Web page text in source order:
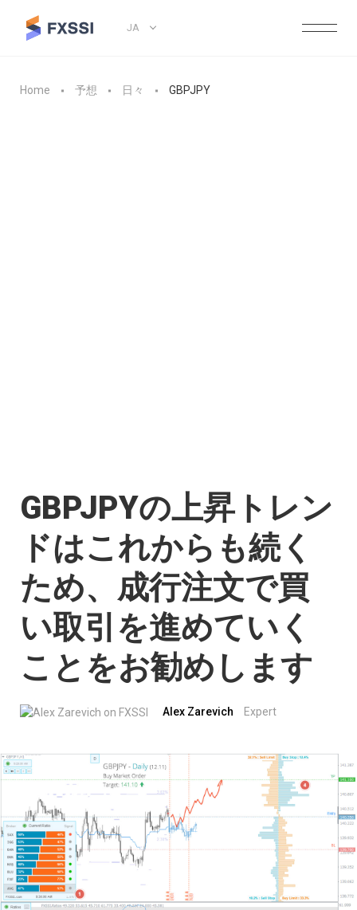
JA
Home 予想 日々 GBPJPY
GBPJPYの上昇トレン
ドはこれからも続く
ため、成行注文で買
い取引を進めていく
ことをお勧めします
Alex Zarevich Expert